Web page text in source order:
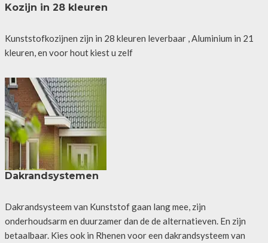
Kozijn in 28 kleuren
Kunststofkozijnen zijn in 28 kleuren leverbaar , Aluminium in 21
kleuren, en voor hout kiest u zelf
Dakrandsystemen
Dakrandsysteem van Kunststof gaan lang mee, zijn
onderhoudsarm en duurzamer dan de de alternatieven. En zijn
betaalbaar. Kies ook in Rhenen voor een dakrandsysteem van